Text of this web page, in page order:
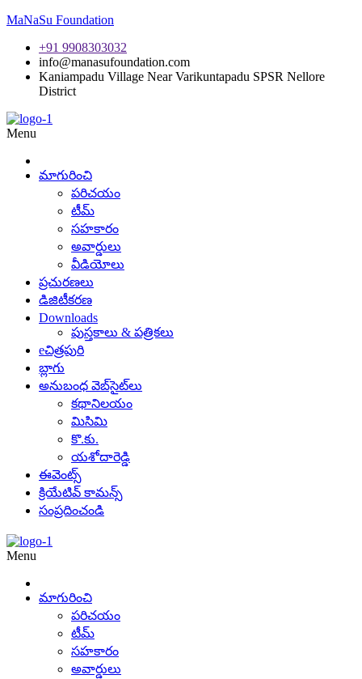
MaNaSu Foundation
+91 9908303032
info@manasufoundation.com
Kaniampadu Village Near Varikuntapadu SPSR Nellore
District
Menu
మాగురించి
పరిచయం
టీమ్
సహకారం
అవార్డులు
వీడియోలు
ప్రచురణలు
డిజిటీకరణ
Downloads
పుస్తకాలు & పత్రికలు
eచిత్రపురి
బ్లాగు
అనుబంధ వెబ్‌సైట్‌లు
కథానిలయం
మిసిమి
కొ.కు.
యశోదారెడ్డి
ఈవెంట్స్
క్రియేటివ్ కామన్స్
సంప్రదించండి
Menu
మాగురించి
పరిచయం
టీమ్
సహకారం
అవార్డులు